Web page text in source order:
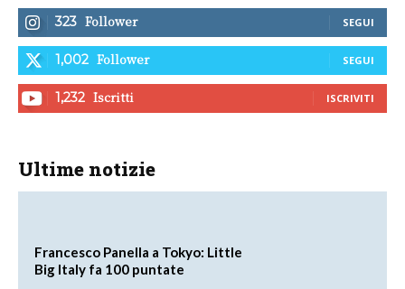
323 Follower SEGUI
1,002 Follower SEGUI
1,232 Iscritti ISCRIVITI
Ultime notizie
Francesco Panella a Tokyo: Little
Big Italy fa 100 puntate